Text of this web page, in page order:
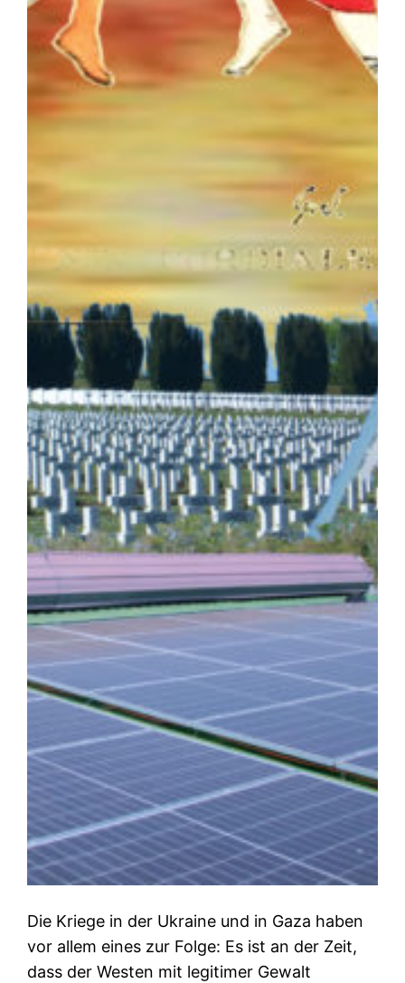
Die Kriege in der Ukraine und in Gaza haben
vor allem eines zur Folge: Es ist an der Zeit,
dass der Westen mit legitimer Gewalt